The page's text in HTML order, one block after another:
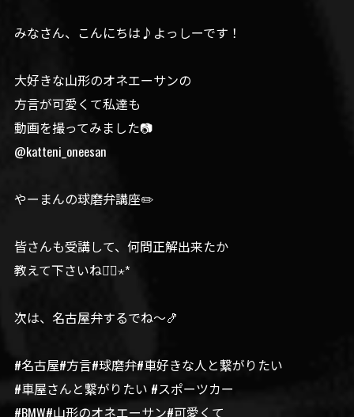
みなさん、こんにちは♪よっしーです！
大好きな山形のオネエーサンの
方言が可愛くて私達も
動画を撮ってみました📷
@katteni_oneesan
やーまんの球磨弁講座✏️
皆さんも受講して、何問正解出来たか
教えて下さいね◡̈⃝︎⋆︎*
次は、名古屋弁するでね〜🍤
#名古屋#方言#球磨弁#車好きな人と繋がりたい
#車屋さんと繋がりたい #スポーツカー
#BMW#山形のオネエーサン#可愛くて